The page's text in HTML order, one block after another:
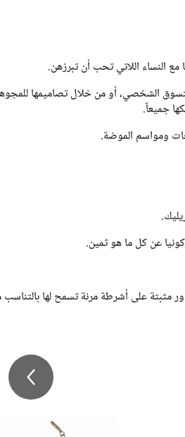
النساء اللاتي تحب أن تبرزهن.
الشخصي، أو من خلال تصاميمها
جميعاً.
ومواسم الموضة.
عن كل ما هو ثمين.
مثبتة على أشرطة مرنة تسمح لها